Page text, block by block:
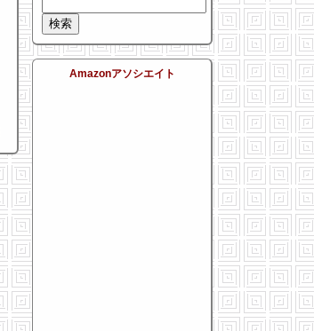
Amazonアソシエイト